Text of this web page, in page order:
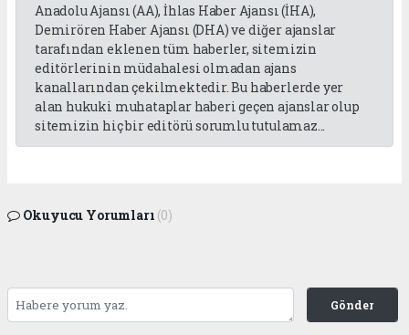
Anadolu Ajansı (AA), İhlas Haber Ajansı (İHA),
Demirören Haber Ajansı (DHA) ve diğer ajanslar
tarafından eklenen tüm haberler, sitemizin
editörlerinin müdahalesi olmadan ajans
kanallarından çekilmektedir. Bu haberlerde yer
alan hukuki muhataplar haberi geçen ajanslar olup
sitemizin hiç bir editörü sorumlu tutulamaz...
Okuyucu Yorumları (0)
Gönder